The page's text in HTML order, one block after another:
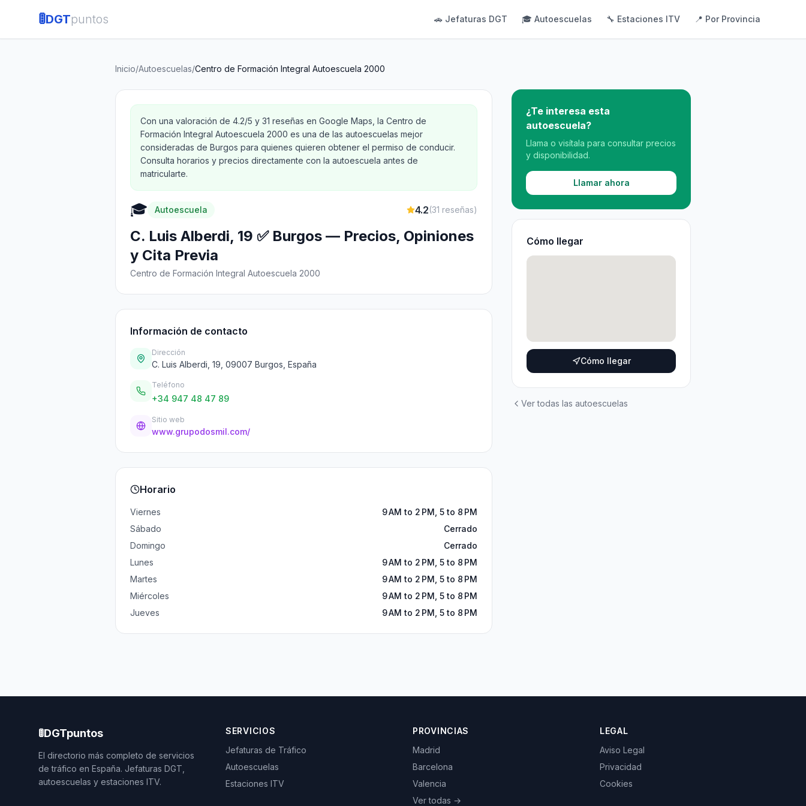
🚦DGTpuntos 🚗 Jefaturas DGT 🎓 Autoescuelas 🔧 Estaciones ITV 📍 Por Provincia
Inicio/Autoescuelas/Centro de Formación Integral Autoescuela 2000
Con una valoración de 4.2/5 y 31 reseñas en Google Maps, la Centro de
Formación Integral Autoescuela 2000 es una de las autoescuelas mejor
consideradas de Burgos para quienes quieren obtener el permiso de conducir.
Consulta horarios y precios directamente con la autoescuela antes de
matricularte.
🎓 Autoescuela 4.2(31 reseñas)
C. Luis Alberdi, 19 ✅ Burgos — Precios, Opiniones
y Cita Previa
Centro de Formación Integral Autoescuela 2000
Información de contacto
Dirección
C. Luis Alberdi, 19, 09007 Burgos, España
Teléfono
+34 947 48 47 89
Sitio web
www.grupodosmil.com/
Horario
Viernes
9 AM to 2 PM, 5 to 8 PM
Sábado
Cerrado
Domingo
Cerrado
Lunes
9 AM to 2 PM, 5 to 8 PM
Martes
9 AM to 2 PM, 5 to 8 PM
Miércoles
9 AM to 2 PM, 5 to 8 PM
Jueves
9 AM to 2 PM, 5 to 8 PM
¿Te interesa esta
autoescuela?
Llama o visítala para consultar precios
y disponibilidad.
Llamar ahora
Cómo llegar
Cómo llegar
Ver todas las autoescuelas
🚦DGTpuntos
El directorio más completo de servicios
de tráfico en España. Jefaturas DGT,
autoescuelas y estaciones ITV.
SERVICIOS
Jefaturas de Tráfico
Autoescuelas
Estaciones ITV
PROVINCIAS
Madrid
Barcelona
Valencia
Ver todas →
LEGAL
Aviso Legal
Privacidad
Cookies